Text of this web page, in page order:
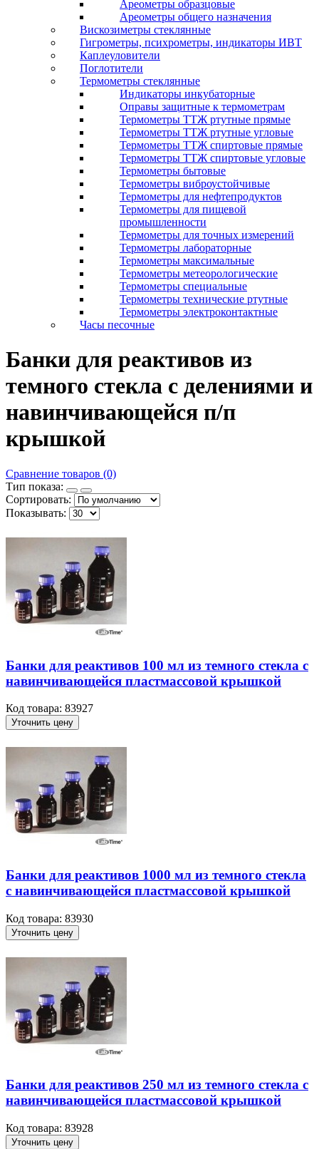
Ареометры образцовые
Ареометры общего назначения
Вискозиметры стеклянные
Гигрометры, психрометры, индикаторы ИВТ
Каплеуловители
Поглотители
Термометры стеклянные
Индикаторы инкубаторные
Оправы защитные к термометрам
Термометры ТТЖ ртутные прямые
Термометры ТТЖ ртутные угловые
Термометры ТТЖ спиртовые прямые
Термометры ТТЖ спиртовые угловые
Термометры бытовые
Термометры виброустойчивые
Термометры для нефтепродуктов
Термометры для пищевой
промышленности
Термометры для точных измерений
Термометры лабораторные
Термометры максимальные
Термометры метеорологические
Термометры специальные
Термометры технические ртутные
Термометры электроконтактные
Часы песочные
Банки для реактивов из
темного стекла с делениями и
навинчивающейся п/п
крышкой
Сравнение товаров (0)
Тип показа:
Сортировать:
Показывать:
Банки для реактивов 100 мл из темного стекла с
навинчивающейся пластмассовой крышкой
Код товара: 83927
Уточнить цену
Банки для реактивов 1000 мл из темного стекла
с навинчивающейся пластмассовой крышкой
Код товара: 83930
Уточнить цену
Банки для реактивов 250 мл из темного стекла с
навинчивающейся пластмассовой крышкой
Код товара: 83928
Уточнить цену